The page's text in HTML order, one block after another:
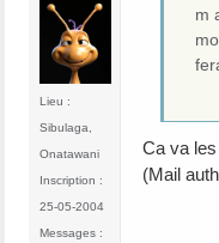
Lieu :
Sibulaga,
Onatawani
Inscription :
25-05-2004
Messages :
m
Ca va
(Mail